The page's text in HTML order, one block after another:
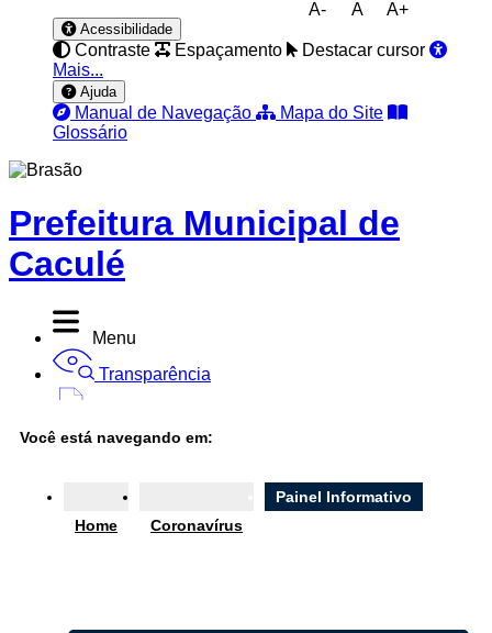
A- A A+
Acessibilidade
Contraste Espaçamento
Destacar cursor
Mais...
Ajuda
Manual de Navegação
Mapa do Site
Glossário
Prefeitura Municipal de
Caculé
Menu
Transparência
Ouvidoria
e-SIC
Você está navegando em:
Home Coronavírus
Painel Informativo